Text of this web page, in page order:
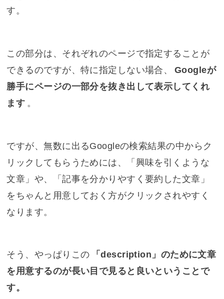
す。
この部分は、それぞれのページで指定することが
できるのですが、特に指定しない場合、
Googleが
勝手にページの一部分を抜き出して表示してくれ
ます 。
ですが、無数に出るGoogleの検索結果の中からク
リックしてもらうためには、「興味を引くような
文章」や、「記事を分かりやすく要約した文章」
をちゃんと用意しておく方がクリックされやすく
なります。
そう、やっぱりこの
「description」のために文章
を用意するのが長い目で見ると良いということで
す。